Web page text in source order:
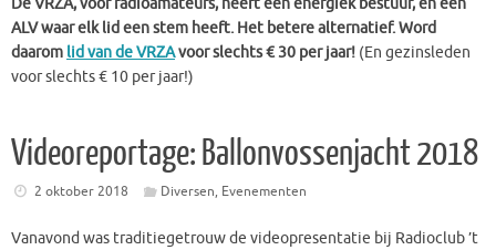
De VRZA, voor radioamateurs, heeft een energiek bestuur, en een
ALV waar elk lid een stem heeft. Het betere alternatief. Word
daarom lid van de VRZAvoor slechts € 30 per jaar! (En gezinsleden
voor slechts € 10 per jaar!)
Videoreportage: Ballonvossenjacht 2018
2 oktober 2018 Diversen, Evenementen
Vanavond was traditiegetrouw de videopresentatie bij Radioclub ’t